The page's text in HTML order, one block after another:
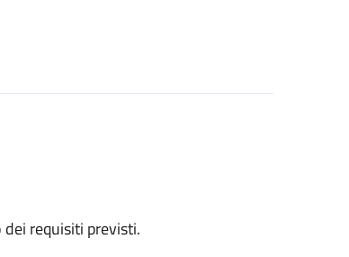
requisiti previsti.